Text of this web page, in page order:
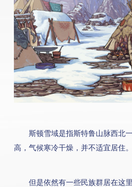
斯顿雪域是指斯特鲁山脉西北
高，气候寒冷干燥，并不适宜居住。
但是依然有一些民族群居在这